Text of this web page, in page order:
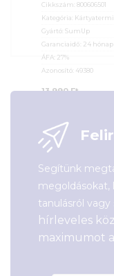
Cikkszám:800606501
Kategória:
Gyártó:SumUp
Garanciaidő: 24 hónap
ÁFA: 27%
Azonosító: 49380
13 990Ft
Segítünk
megoldásokat,
tanulásról vagy
hírleveles
maximumot